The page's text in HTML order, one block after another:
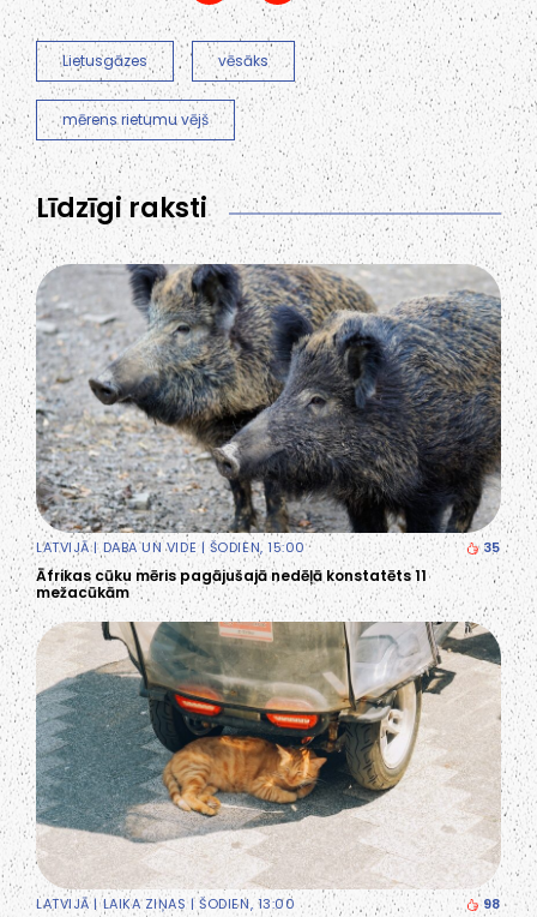
Lietusgāzes vēsāks
mērens rietumu vējš
Līdzīgi raksti
LATVIJĀ| DABA UN VIDE| ŠODIEN, 15:00 35
Āfrikas cūku mēris pagājušajā nedēļā konstatēts 11
mežacūkām
LATVIJĀ|LAIKA ZIŅAS| ŠODIEN, 13:00 98